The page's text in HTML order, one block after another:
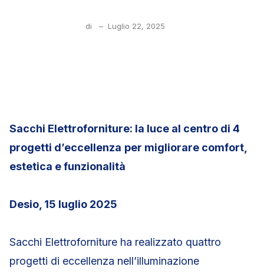
di – Luglio 22, 2025
Sacchi Elettroforniture: la luce al centro di 4
progetti d’eccellenza per migliorare comfort,
estetica e funzionalità
Desio, 15 luglio 2025
Sacchi Elettroforniture ha realizzato quattro
progetti di eccellenza nell’illuminazione